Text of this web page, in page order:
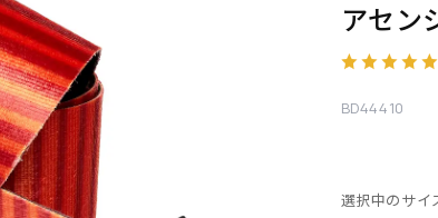
アセン
BD44410
選択中のサイ